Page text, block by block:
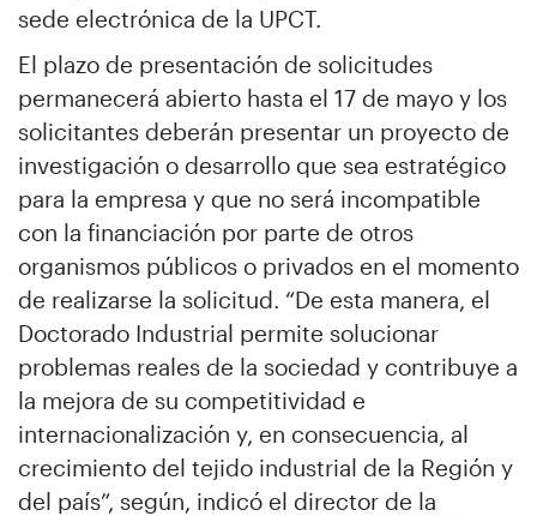
sede electrónica de la UPCT.
El plazo de presentación de solicitudes
permanecerá abierto hasta el 17 de mayo y los
solicitantes deberán presentar un proyecto de
investigación o desarrollo que sea estratégico
para la empresa y que no será incompatible
con la financiación por parte de otros
organismos públicos o privados en el momento
de realizarse la solicitud. “De esta manera, el
Doctorado Industrial permite solucionar
problemas reales de la sociedad y contribuye a
la mejora de su competitividad e
internacionalización y, en consecuencia, al
crecimiento del tejido industrial de la Región y
del país”, según, indicó el director de la